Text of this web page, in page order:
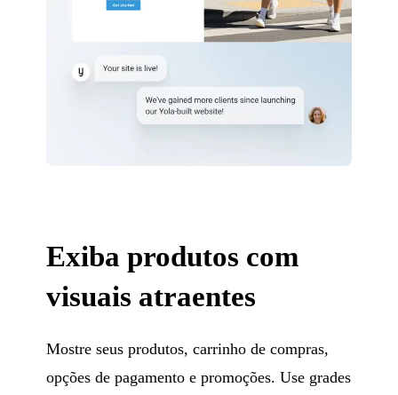
Exiba produtos com
visuais atraentes
Mostre seus produtos, carrinho de compras,
opções de pagamento e promoções. Use grades